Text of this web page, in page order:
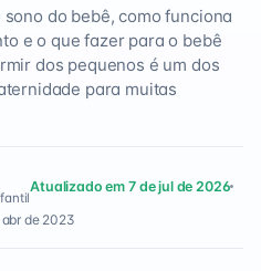
do bebê, como funciona
e o que fazer para o bebê
dos pequenos é um dos
para muitas
Atualizado em 7 de jul de 2026
de 2023